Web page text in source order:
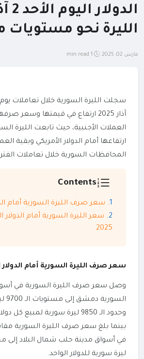
الليرة نحو مستويات
مارس 02, 2025 1 min read
آذار 2025 ارتفاع في قيمتها وسعر
العملات الأجنبية، حيث تابعت الليرة
ارتفاعها أمام الدولار الأمريكي وبقية
المحافظات السورية خلال تعاملات
Contents
سعر صرف الليرة السورية أمام
2025
سعر صرف الليرة السورية أمام الدولار
وصل سعر صرف الليرة السورية في
وحدود الـ 9850 ليرة سورية لمبيع
بينما بلغ سعر صرف الليرة السورية
ليرة سورية للدولار الواحد.